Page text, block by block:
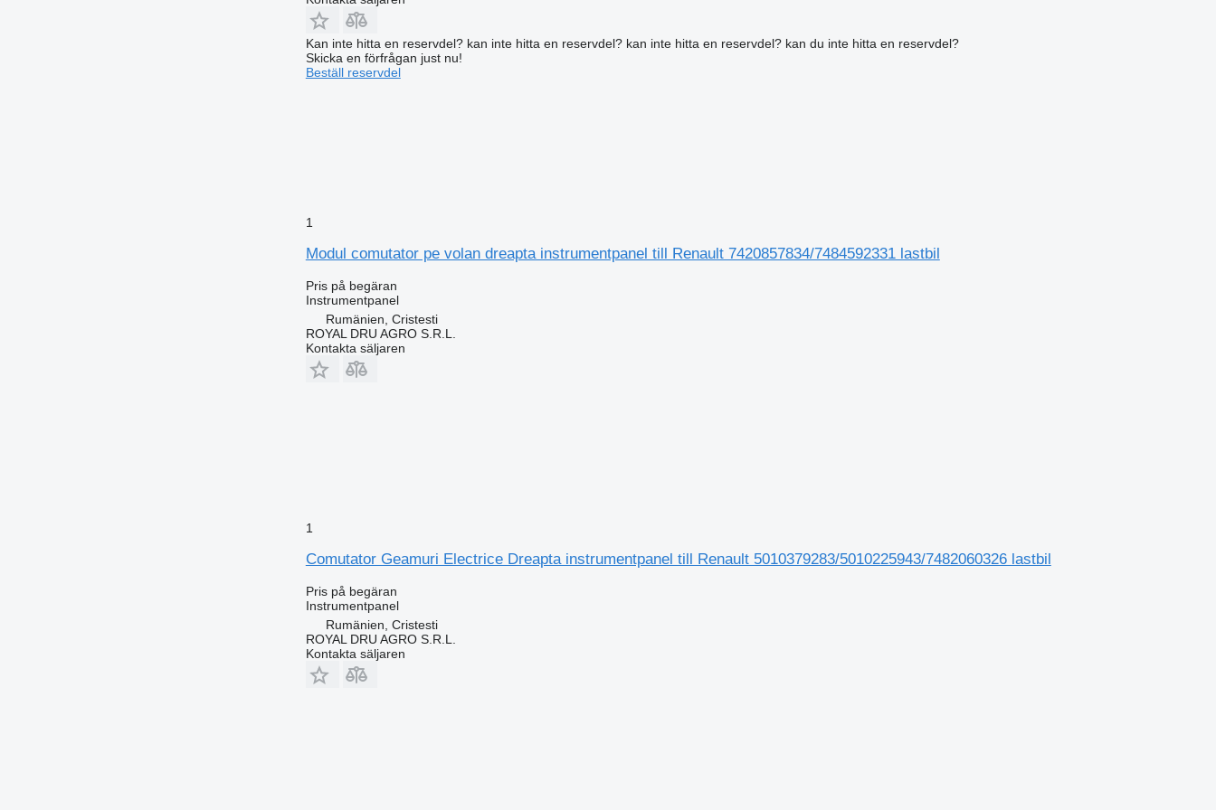
Kan inte hitta en reservdel? kan inte hitta en reservdel? kan inte hitta en reservdel? kan du inte hitta en reservdel?
Skicka en förfrågan just nu!
Beställ reservdel
1
Modul comutator pe volan dreapta instrumentpanel till Renault 7420857834/7484592331 lastbil
Pris på begäran
Instrumentpanel
Rumänien, Cristesti
ROYAL DRU AGRO S.R.L.
Kontakta säljaren
1
Comutator Geamuri Electrice Dreapta instrumentpanel till Renault 5010379283/5010225943/7482060326 lastbil
Pris på begäran
Instrumentpanel
Rumänien, Cristesti
ROYAL DRU AGRO S.R.L.
Kontakta säljaren